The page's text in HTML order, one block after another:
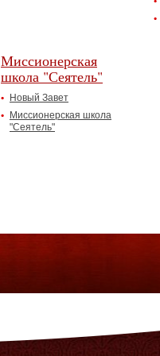
Миссионерская
школа "Сеятель"
Новый Завет
Миссионерская школа
"Сеятель"